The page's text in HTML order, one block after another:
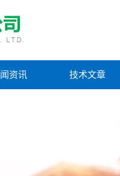
资讯 技术文章